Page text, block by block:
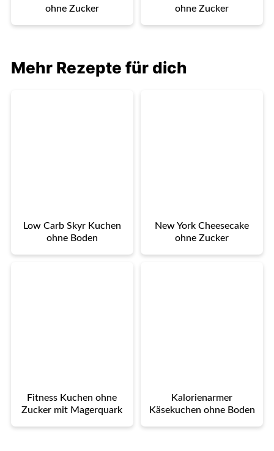
ohne Zucker
ohne Zucker
Mehr Rezepte für dich
Low Carb Skyr Kuchen
ohne Boden
New York Cheesecake
ohne Zucker
Fitness Kuchen ohne
Zucker mit Magerquark
Kalorienarmer
Käsekuchen ohne Boden